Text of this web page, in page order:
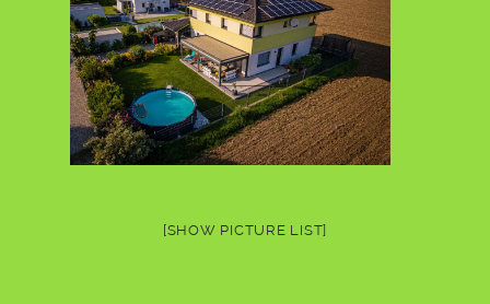
[SHOW PICTURE LIST]